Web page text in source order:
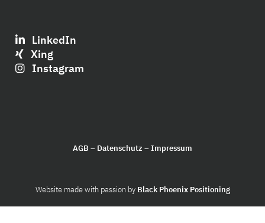
LinkedIn
Xing
Instagram
AGB – Datenschutz –Impressum
Website made with passion by Black Phoenix Positioning